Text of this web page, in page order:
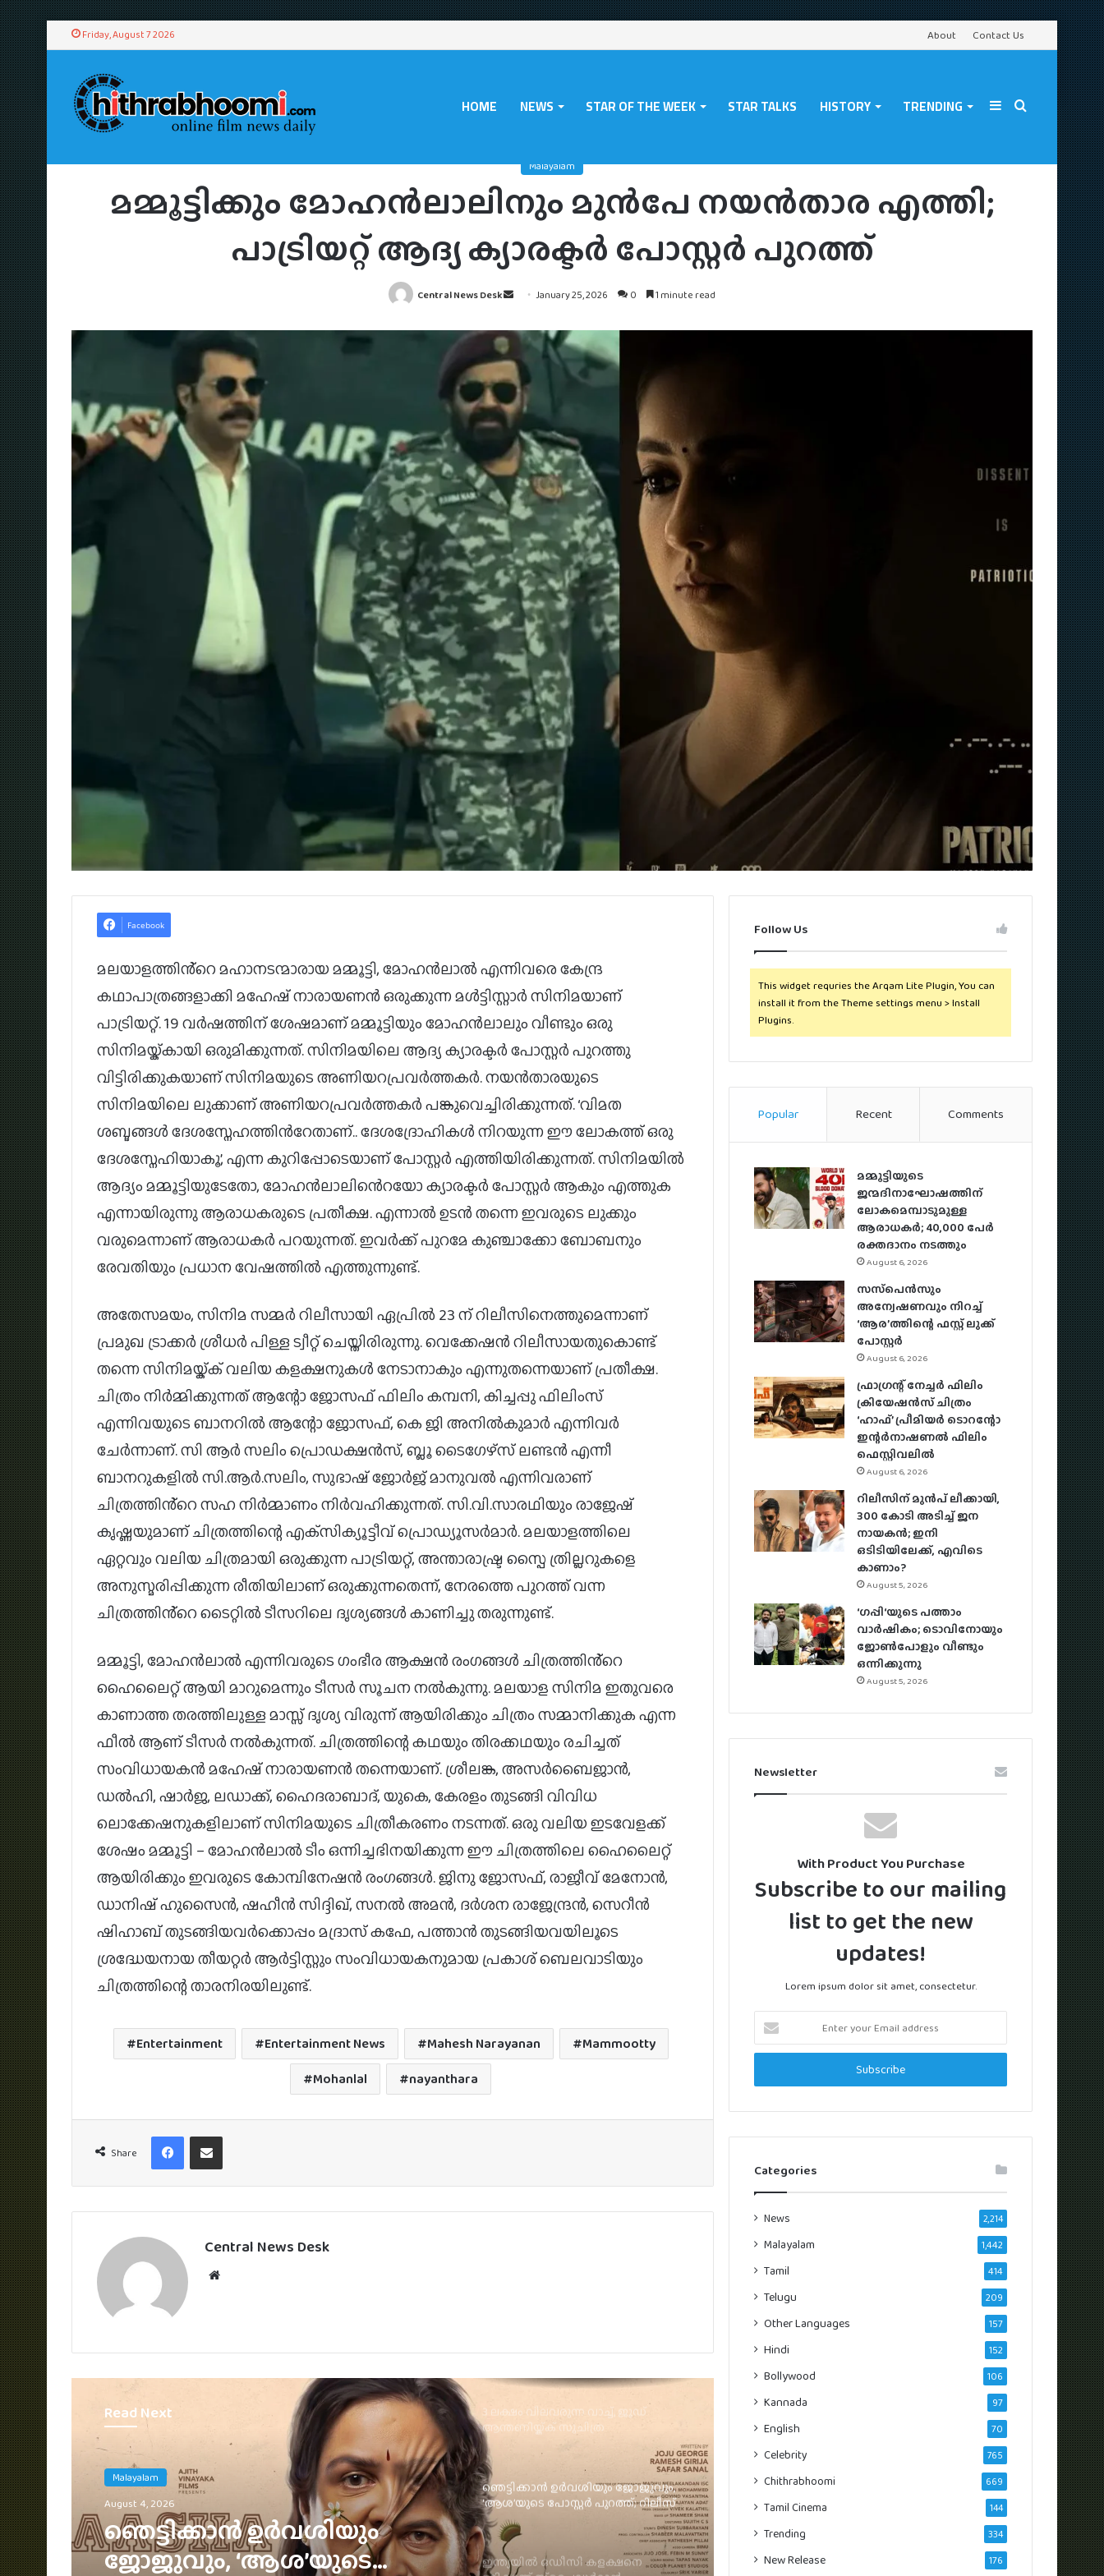
Friday, August 7 2026 About Contact Us
HOME NEWS STAR OF THE WEEK STAR TALKS HISTORY TRENDING Search
Sidebar
Home News/
Malayalam
മമ്മൂട്ടിക്കും മോഹൻലാലിനും മുൻപേ നയൻ‌താര എത്തി;
പാട്രിയറ്റ് ആദ്യ ക്യാരക്ടർ പോസ്റ്റർ പുറത്ത്
Central News Desk
Send
email
January 25, 2026 0 1 minute read
Facebook
മലയാളത്തിൻ്റെ മഹാനടന്മാരായ മമ്മൂട്ടി, മോഹൻലാൽ എന്നിവരെ കേന്ദ്ര
കഥാപാത്രങ്ങളാക്കി മഹേഷ് നാരായണൻ ഒരുക്കുന്ന മൾട്ടിസ്റ്റാർ സിനിമയാണ്
പാട്രിയറ്റ്. 19 വർഷത്തിന് ശേഷമാണ് മമ്മൂട്ടിയും മോഹൻലാലും വീണ്ടും ഒരു
സിനിമയ്ക്കായി ഒരുമിക്കുന്നത്. സിനിമയിലെ ആദ്യ ക്യാരക്ടർ പോസ്റ്റർ പുറത്തു
വിട്ടിരിക്കുകയാണ് സിനിമയുടെ അണിയറപ്രവർത്തകർ. നയൻതാരയുടെ
സിനിമയിലെ ലുക്കാണ് അണിയറപ്രവർത്തകർ പങ്കുവെച്ചിരിക്കുന്നത്. ‘വിമത
ശബ്ദങ്ങൾ ദേശസ്നേഹത്തിന്‍റേതാണ്.. ദേശദ്രോഹികൾ നിറയുന്ന ഈ ലോകത്ത് ഒരു
ദേശസ്നേഹിയാകൂ’, എന്ന കുറിപ്പോടെയാണ് പോസ്റ്റർ എത്തിയിരിക്കുന്നത്. സിനിമയിൽ
ആദ്യം മമ്മൂട്ടിയുടേതോ, മോഹൻലാലിൻെറയോ ക്യാരക്ടർ പോസ്റ്റർ ആകും എത്തുക
എന്നായിരുന്നു ആരാധകരുടെ പ്രതീക്ഷ. എന്നാൽ ഉടൻ തന്നെ ഇവരുടെ ലുക്കും
വരുമെന്നാണ് ആരാധകർ പറയുന്നത്. ഇവർക്ക് പുറമേ കുഞ്ചാക്കോ ബോബനും
രേവതിയും പ്രധാന വേഷത്തിൽ എത്തുന്നുണ്ട്.
അതേസമയം, സിനിമ സമ്മർ റിലീസായി ഏപ്രിൽ 23 ന് റിലീസിനെത്തുമെന്നാണ്
പ്രമുഖ ട്രാക്കർ ശ്രീധർ പിള്ള ട്വീറ്റ് ചെയ്തിരിരുന്നു. വെക്കേഷൻ റിലീസായതുകൊണ്ട്
തന്നെ സിനിമയ്ക്ക് വലിയ കളക്ഷനുകൾ നേടാനാകും എന്നുതന്നെയാണ് പ്രതീക്ഷ.
ചിത്രം നിർമ്മിക്കുന്നത് ആന്റോ ജോസഫ് ഫിലിം കമ്പനി, കിച്ചപ്പു ഫിലിംസ്
എന്നിവയുടെ ബാനറിൽ ആന്റോ ജോസഫ്, കെ ജി അനിൽകുമാർ എന്നിവർ
ചേർന്നാണ്. സി ആർ സലിം പ്രൊഡക്ഷൻസ്, ബ്ലൂ ടൈഗേഴ്സ് ലണ്ടൻ എന്നീ
ബാനറുകളിൽ സി.ആര്‍.സലിം, സുഭാഷ് ജോര്‍ജ് മാനുവല്‍ എന്നിവരാണ്
ചിത്രത്തിൻ്റെ സഹ നിർമ്മാണം നിർവഹിക്കുന്നത്. സി.വി.സാരഥിയും രാജേഷ്
കൃഷ്ണയുമാണ് ചിത്രത്തിന്റെ എക്‌സിക്യൂട്ടീവ് പ്രൊഡ്യൂസര്‍മാര്‍. മലയാളത്തിലെ
ഏറ്റവും വലിയ ചിത്രമായി ഒരുക്കുന്ന പാട്രിയറ്റ്, അന്താരാഷ്ട്ര സ്പൈ ത്രില്ലറുകളെ
അനുസ്മരിപ്പിക്കുന്ന രീതിയിലാണ് ഒരുക്കുന്നതെന്ന്, നേരത്തെ പുറത്ത് വന്ന
ചിത്രത്തിൻ്റെ ടൈറ്റിൽ ടീസറിലെ ദൃശ്യങ്ങൾ കാണിച്ചു തരുന്നുണ്ട്.
മമ്മൂട്ടി, മോഹൻലാൽ എന്നിവരുടെ ഗംഭീര ആക്ഷൻ രംഗങ്ങൾ ചിത്രത്തിൻ്റെ
ഹൈലൈറ്റ് ആയി മാറുമെന്നും ടീസർ സൂചന നൽകുന്നു. മലയാള സിനിമ ഇതുവരെ
കാണാത്ത തരത്തിലുള്ള മാസ്സ് ദൃശ്യ വിരുന്ന് ആയിരിക്കും ചിത്രം സമ്മാനിക്കുക എന്ന
ഫീൽ ആണ് ടീസർ നൽകുന്നത്. ചിത്രത്തിന്റെ കഥയും തിരക്കഥയും രചിച്ചത്
സംവിധായകൻ മഹേഷ് നാരായണൻ തന്നെയാണ്. ശ്രീലങ്ക, അസർബൈജാൻ,
ഡൽഹി, ഷാർജ, ലഡാക്ക്, ഹൈദരാബാദ്, യുകെ, കേരളം തുടങ്ങി വിവിധ
ലൊക്കേഷനുകളിലാണ് സിനിമയുടെ ചിത്രീകരണം നടന്നത്. ഒരു വലിയ ഇടവേളക്ക്
ശേഷം മമ്മൂട്ടി – മോഹൻലാൽ ടീം ഒന്നിച്ചഭിനയിക്കുന്ന ഈ ചിത്രത്തിലെ ഹൈലൈറ്റ്
ആയിരിക്കും ഇവരുടെ കോമ്പിനേഷൻ രംഗങ്ങൾ. ജിനു ജോസഫ്, രാജീവ് മേനോന്‍,
ഡാനിഷ് ഹുസൈന്‍, ഷഹീന്‍ സിദ്ദിഖ്, സനല്‍ അമന്‍, ദര്‍ശന രാജേന്ദ്രന്‍, സെറീന്‍
ഷിഹാബ് തുടങ്ങിയവര്‍ക്കൊപ്പം മദ്രാസ് കഫേ, പത്താന്‍ തുടങ്ങിയവയിലൂടെ
ശ്രദ്ധേയനായ തീയറ്റര്‍ ആര്‍ട്ടിസ്റ്റും സംവിധായകനുമായ പ്രകാശ് ബെലവാടിയും
ചിത്രത്തിന്റെ താരനിരയിലുണ്ട്.
Entertainment Entertainment News Mahesh Narayanan
Mammootty
Mohanlal
nayanthara
Share
FacebookShare via Email
Central News Desk
Read Next
Malayalam
August 4, 2026
ഞെട്ടിക്കാൻ ഉർവശിയും
ജോജുവും, ‘ആശ’യുടെ
ജര്‍മനിയിലെ ഇന്ത്യന്‍ ഫിലിം
ഫെസ്റ്റിവലില്‍ പുരസ്‌കാരനേട്ടവുമായി
പതിനാറ് വര്‍ഷങ്ങള്‍ക്കു ശേഷം,
ശര്‍മ്മ മലയാളത്തിലേക്ക്
3 ലക്ഷം വിലവരുന്ന വാച്ച്, ജൂഡ്
ആന്തണിയ്ക്ക് സുചിത്ര
മോഹൻലാലിൻറെ സ്നേഹ സമ്മാനം
ഞെട്ടിക്കാൻ ഉർവശിയും ജോജുവും,
‘ആശ’യുടെ പോസ്റ്റർ പുറത്ത്; റിലീസ്
സെപ്റ്റംബർ 4-ന്
ഇന്ത്യയിൽ ഒഡീസി കളക്ഷനെ
Follow Us
This widget requries the Arqam Lite Plugin, You can
install it from the Theme settings menu > Install
Plugins.
Popular Recent Comments
മമ്മൂട്ടിയുടെ
ജന്മദിനാഘോഷത്തിന്
ലോകമെമ്പാടുമുള്ള
ആരാധകര്‍; 40,000 പേര്‍
രക്തദാനം നടത്തും
August 6, 2026
സസ്‌പെന്‍സും
അന്വേഷണവും നിറച്ച്
‘ആര’ത്തിന്റെ ഫസ്റ്റ് ലുക്ക്
പോസ്റ്റര്‍
August 6, 2026
ഫ്രാഗ്രന്റ് നേച്ചര്‍ ഫിലിം
ക്രിയേഷന്‍സ് ചിത്രം
‘ഹാഫ്’ പ്രീമിയര്‍ ടൊറന്റോ
ഇന്റര്‍നാഷണല്‍ ഫിലിം
ഫെസ്റ്റിവലില്‍
August 6, 2026
റിലീസിന് മുൻപ് ലീക്കായി,
300 കോടി അടിച്ച് ജന
നായകൻ; ഇനി
ഒടിടിയിലേക്ക്, എവിടെ
കാണാം?
August 5, 2026
‘ഗപ്പി‘യുടെ പത്താം
വാർഷികം; ടൊവിനോയും
ജോൺപോളും വീണ്ടും
ഒന്നിക്കുന്നു
August 5, 2026
Newsletter
With Product You Purchase
Subscribe to our mailing
list to get the new
updates!
Lorem ipsum dolor sit amet, consectetur.
Enter
your
Email
Categories
News 2,214
Malayalam 1,442
Tamil 414
Telugu 209
Other Languages 157
Hindi 152
Bollywood 106
Kannada 97
English 70
Celebrity 765
Chithrabhoomi 669
Tamil Cinema 144
Trending 334
New Release 176